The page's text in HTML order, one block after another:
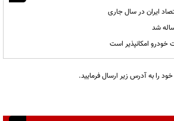
شد
خودرو امکانپذیر است
را به آدرس زیر ارسال فرمایید.